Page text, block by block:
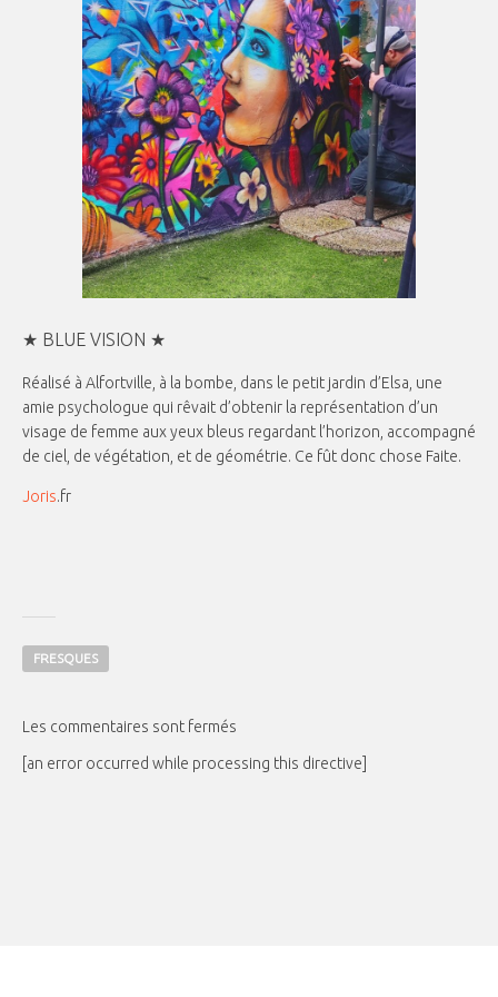
★ BLUE VISION ★
Réalisé à Alfortville, à la bombe, dans le petit jardin d’Elsa, une
amie psychologue qui rêvait d’obtenir la représentation d’un
visage de femme aux yeux bleus regardant l’horizon, accompagné
de ciel, de végétation, et de géométrie. Ce fût donc chose Faite.
Joris.fr
FRESQUES
Les commentaires sont fermés
[an error occurred while processing this directive]